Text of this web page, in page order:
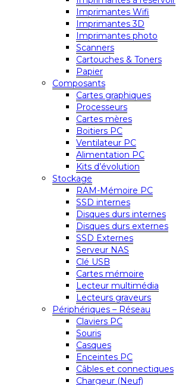
Imprimantes Wifi
Imprimantes 3D
Imprimantes photo
Scanners
Cartouches & Toners
Papier
Composants
Cartes graphiques
Processeurs
Cartes mères
Boitiers PC
Ventilateur PC
Alimentation PC
Kits d’évolution
Stockage
RAM-Mémoire PC
SSD internes
Disques durs internes
Disques durs externes
SSD Externes
Serveur NAS
Clé USB
Cartes mémoire
Lecteur multimédia
Lecteurs graveurs
Périphériques – Réseau
Claviers PC
Souris
Casques
Enceintes PC
Câbles et connectiques
Chargeur (Neuf)